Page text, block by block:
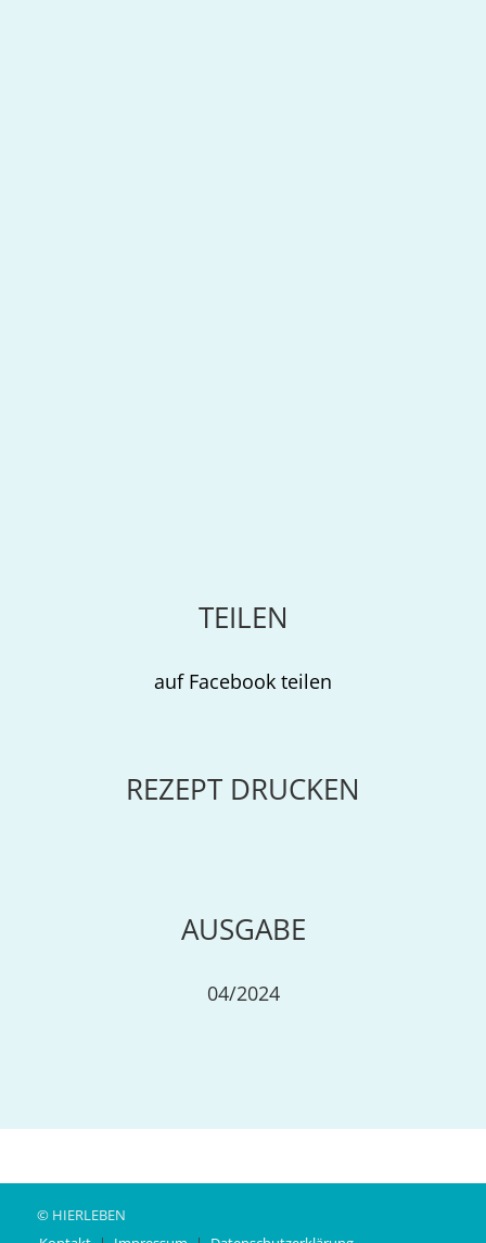
TEILEN
auf Facebook teilen
REZEPT DRUCKEN
AUSGABE
04/2024
© HIERLEBEN